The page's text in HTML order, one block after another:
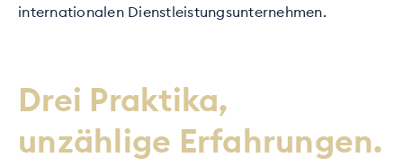
internationalen Dienstleistungsunternehmen.
Drei Praktika,
unzählige Erfahrungen.